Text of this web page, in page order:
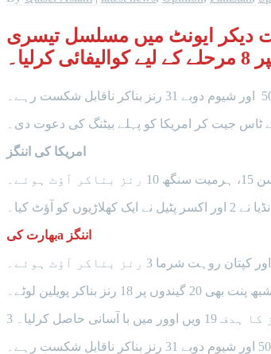
میچ میں بھارت نے امریکا کو 7 وکٹوں سے شکست دیکر ایونٹ میں مسلسل تیسری
ٹاس جیت کر امریکا کو پہلے بیٹنگ کی دعوت دی۔
امریکا کی اننگز
بھارت کیa اننگز